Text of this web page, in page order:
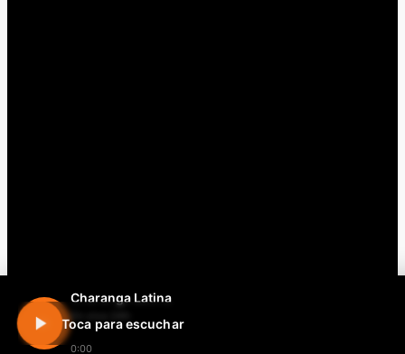
Charanga Latina
En vivo 24h
0:00
Toca para escuchar